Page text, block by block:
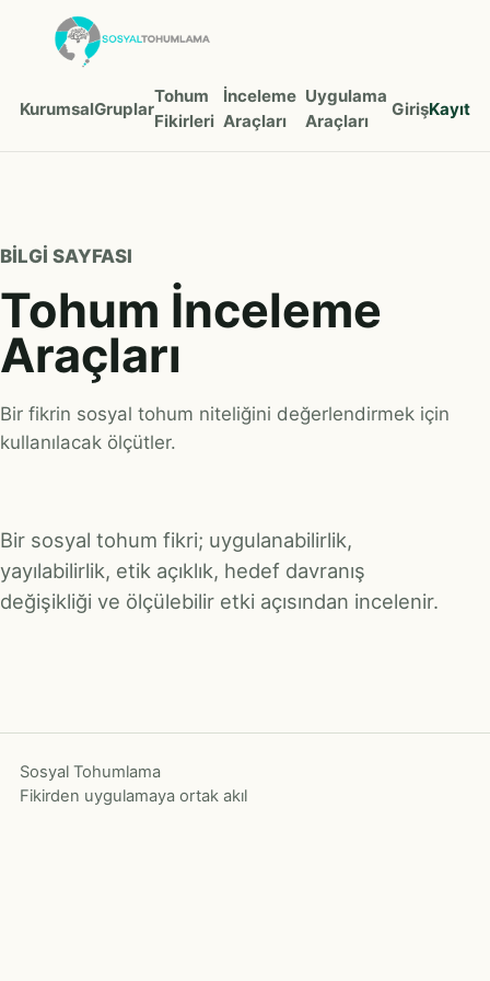
KurumsalGruplar
Tohum
Fikirleri
İnceleme
Araçları
Uygulama
Araçları
GirişKayıt
BILGI SAYFASI
Tohum İnceleme
Araçları
Bir fikrin sosyal tohum niteliğini değerlendirmek için
kullanılacak ölçütler.
Bir sosyal tohum fikri; uygulanabilirlik,
yayılabilirlik, etik açıklık, hedef davranış
değişikliği ve ölçülebilir etki açısından incelenir.
Sosyal Tohumlama
Fikirden uygulamaya ortak akıl